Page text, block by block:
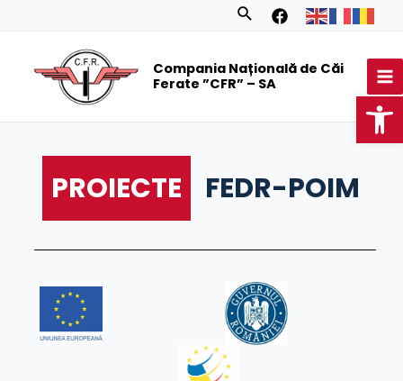
Search
Compania Națională de Căi
Ferate ”CFR” – SA
PROIECTE FEDR-POIM